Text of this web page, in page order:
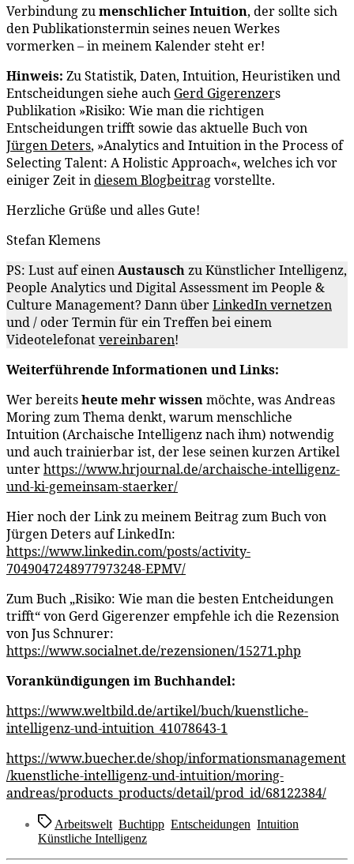
Verbindung zumenschlicher Intuition, der sollte sich
den Publikationstermin seines neuen Werkes
vormerken – in meinem Kalender steht er!
Hinweis: Zu Statistik, Daten, Intuition, Heuristiken und
Entscheidungen siehe auch Gerd Gigerenzers
Publikation »Risiko: Wie man die richtigen
Entscheidungen trifft sowie das aktuelle Buch von
Jürgen Deters‚ »Analytics and Intuition in the Process of
Selecting Talent: A Holistic Approach«, welches ich vor
einiger Zeit indiesem Blogbeitragvorstellte.
Herzliche Grüße und alles Gute!
Stefan Klemens
PS: Lust auf einenAustauschzu Künstlicher Intelligenz,
People Analytics und Digital Assessment im People &
Culture Management? Dann überLinkedIn vernetzen
und / oder Termin für ein Treffen bei einem
Videotelefonatvereinbaren!
Weiterführende Informationen und Links:
Wer bereitsheute mehr wissenmöchte, was Andreas
Moring zum Thema denkt, warum menschliche
Intuition (Archaische Intelligenz nach ihm) notwendig
und auch trainierbar ist, der lese seinen kurzen Artikel
unterhttps://www.hrjournal.de/archaische-intelligenz-
und-ki-gemeinsam-staerker/
Hier noch der Link zu meinem Beitrag zum Buch von
Jürgen Deters auf LinkedIn:
https://www.linkedin.com/posts/activity-
7049047248977973248-EPMV/
Zum Buch „Risiko: Wie man die besten Entcheidungen
trifft“ von Gerd Gigerenzer empfehle ich die Rezension
von Jus Schnurer:
https://www.socialnet.de/rezensionen/15271.php
Vorankündigungenim Buchhandel:
https://www.weltbild.de/artikel/buch/kuenstliche-
intelligenz-und-intuition_41078643-1
https://www.buecher.de/shop/informationsmanagement
/kuenstliche-intelligenz-und-intuition/moring-
andreas/products_products/detail/prod_id/68122384/
Schlagwörter
Arbeitswelt Buchtipp Entscheidungen Intuition
Künstliche Intelligenz